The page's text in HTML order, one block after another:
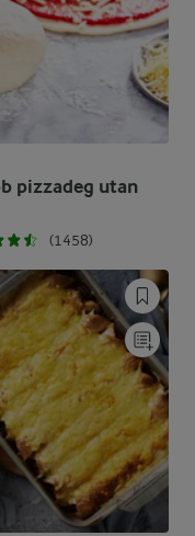
pizzadeg utan
(1458)